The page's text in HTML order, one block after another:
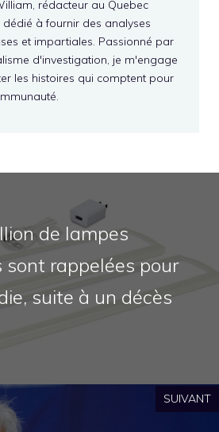
rédacteur au Quebec
dédié à fournir des analyses
et impartiales. Passionné par
d'investigation, je m'engage
les histoires qui comptent pour
de lampes
sont rappelées pour
suite à un décès
SUIVANT